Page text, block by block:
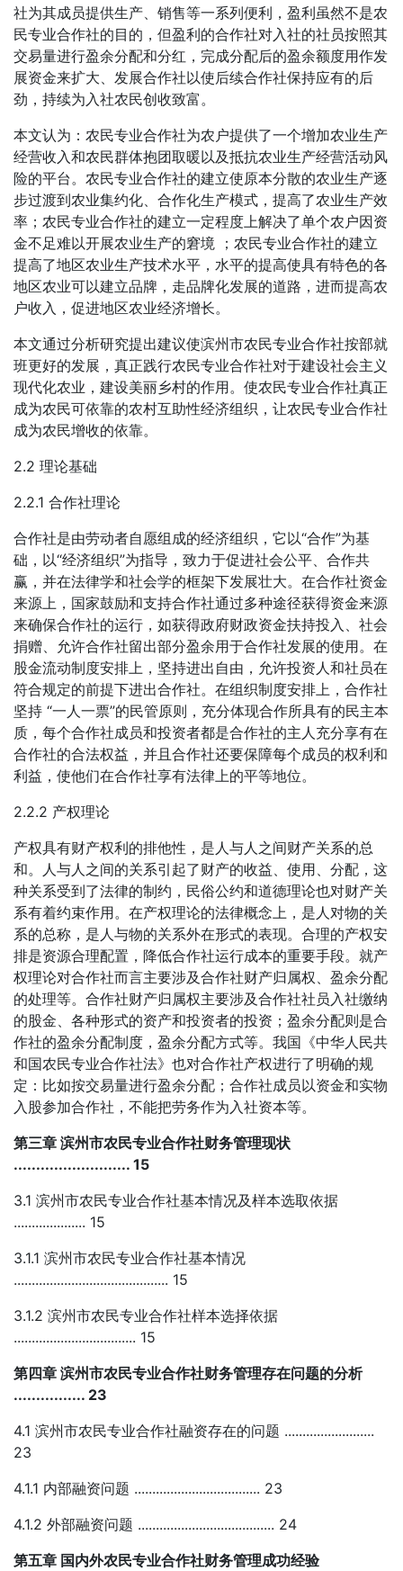
社为其成员提供生产、销售等一系列便利，盈利虽然不是农
民专业合作社的目的，但盈利的合作社对入社的社员按照其
交易量进行盈余分配和分红，完成分配后的盈余额度用作发
展资金来扩大、发展合作社以使后续合作社保持应有的后
劲，持续为入社农民创收致富。
本文认为：农民专业合作社为农户提供了一个增加农业生产
经营收入和农民群体抱团取暖以及抵抗农业生产经营活动风
险的平台。农民专业合作社的建立使原本分散的农业生产逐
步过渡到农业集约化、合作化生产模式，提高了农业生产效
率；农民专业合作社的建立一定程度上解决了单个农户因资
金不足难以开展农业生产的窘境 ；农民专业合作社的建立
提高了地区农业生产技术水平，水平的提高使具有特色的各
地区农业可以建立品牌，走品牌化发展的道路，进而提高农
户收入，促进地区农业经济增长。
本文通过分析研究提出建议使滨州市农民专业合作社按部就
班更好的发展，真正践行农民专业合作社对于建设社会主义
现代化农业，建设美丽乡村的作用。使农民专业合作社真正
成为农民可依靠的农村互助性经济组织，让农民专业合作社
成为农民增收的依靠。
2.2 理论基础
2.2.1 合作社理论
合作社是由劳动者自愿组成的经济组织，它以“合作”为基
础，以“经济组织”为指导，致力于促进社会公平、合作共
赢，并在法律学和社会学的框架下发展壮大。在合作社资金
来源上，国家鼓励和支持合作社通过多种途径获得资金来源
来确保合作社的运行，如获得政府财政资金扶持投入、社会
捐赠、允许合作社留出部分盈余用于合作社发展的使用。在
股金流动制度安排上，坚持进出自由，允许投资人和社员在
符合规定的前提下进出合作社。在组织制度安排上，合作社
坚持 “一人一票”的民管原则，充分体现合作所具有的民主本
质，每个合作社成员和投资者都是合作社的主人充分享有在
合作社的合法权益，并且合作社还要保障每个成员的权利和
利益，使他们在合作社享有法律上的平等地位。
2.2.2 产权理论
产权具有财产权利的排他性，是人与人之间财产关系的总
和。人与人之间的关系引起了财产的收益、使用、分配，这
种关系受到了法律的制约，民俗公约和道德理论也对财产关
系有着约束作用。在产权理论的法律概念上，是人对物的关
系的总称，是人与物的关系外在形式的表现。合理的产权安
排是资源合理配置，降低合作社运行成本的重要手段。就产
权理论对合作社而言主要涉及合作社财产归属权、盈余分配
的处理等。合作社财产归属权主要涉及合作社社员入社缴纳
的股金、各种形式的资产和投资者的投资；盈余分配则是合
作社的盈余分配制度，盈余分配方式等。我国《中华人民共
和国农民专业合作社法》也对合作社产权进行了明确的规
定：比如按交易量进行盈余分配；合作社成员以资金和实物
入股参加合作社，不能把劳务作为入社资本等。
第三章 滨州市农民专业合作社财务管理现状
.......................... 15
3.1 滨州市农民专业合作社基本情况及样本选取依据
.................... 15
3.1.1 滨州市农民专业合作社基本情况
........................................... 15
3.1.2 滨州市农民专业合作社样本选择依据
.................................. 15
第四章 滨州市农民专业合作社财务管理存在问题的分析
................ 23
4.1 滨州市农民专业合作社融资存在的问题 .........................
23
4.1.1 内部融资问题 ................................... 23
4.1.2 外部融资问题 ...................................... 24
第五章 国内外农民专业合作社财务管理成功经验